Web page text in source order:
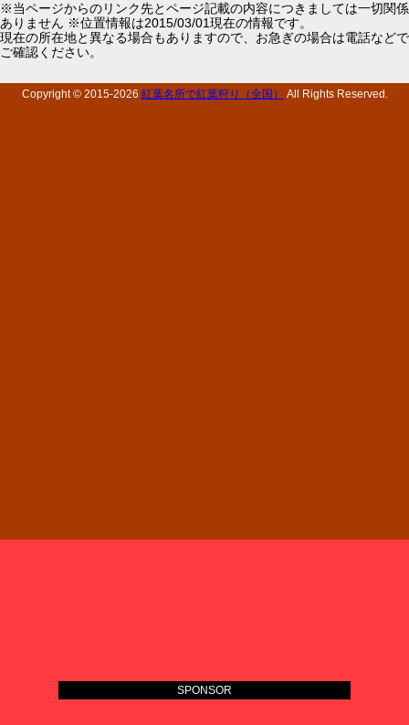
※当ページからのリンク先とページ記載の内容につきましては一切関係
ありません ※位置情報は2015/03/01現在の情報です。
現在の所在地と異なる場合もありますので、お急ぎの場合は電話などで
ご確認ください。
Copyright © 2015-2026 紅葉名所で紅葉狩り（全国） All Rights Reserved.
SPONSOR